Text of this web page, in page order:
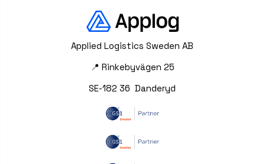
Applied Logistics Sweden AB
📍 Rinkebyvägen 25
SE-182 36 Danderyd